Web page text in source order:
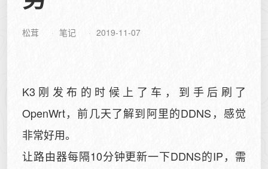
松茸 笔记 2019-11-07
K3刚发布的时候上了车，到手后刷了
OpenWrt，前几天了解到阿里的DDNS，感觉
非常好用。
让路由器每隔10分钟更新一下DDNS的IP，需